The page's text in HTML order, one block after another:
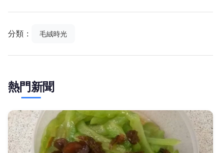
分類： 毛絨時光
熱門新聞